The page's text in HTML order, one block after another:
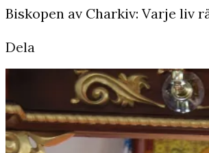
Biskopen av Charkiv: Varje liv
Dela